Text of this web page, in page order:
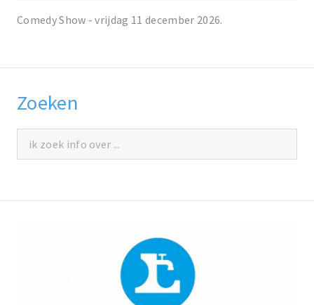
Comedy Show - vrijdag 11 december 2026.
Zoeken